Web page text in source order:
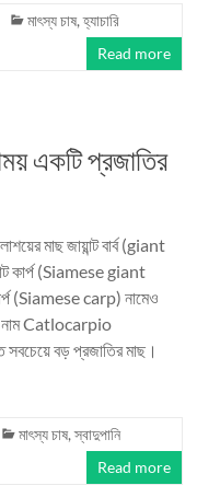
মাৎস্য চাষ,হ্যাচারি
Read more
একটি প্রজাতির
মাছ জায়ান্ট বার্ব (giant
কার্প (Siamese giant
(Siamese carp) নামেও
নাম Catlocarpio
বড় প্রজাতির মাছ।
মাৎস্য চাষ,স্বাদুপানি
Read more